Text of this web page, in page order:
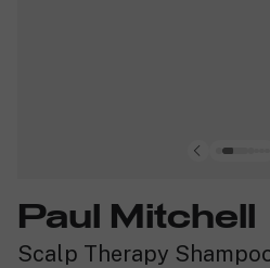
Paul Mitchell
Scalp Therapy